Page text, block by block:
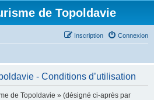
de Topoldavie
Connexion
Inscription
- Conditions d’utilisation
de Topoldavie » (désigné ci-après par